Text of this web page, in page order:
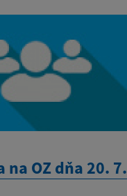
na OZ dňa 20. 7.